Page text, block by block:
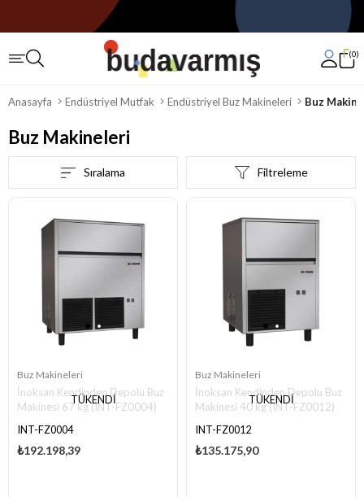
0
Anasayfa Endüstriyel Mutfak Endüstriyel Buz Makineleri Buz
Buz Makineleri
Filtreleme
Sıralama
TÜKENDI
Buz Makineleri
İnoksan Kendinden Depolu Buz
Makinesi 67 kg (INT-FZ0004)
INT-FZ0004
₺192.198,39
TÜKENDI
Buz Makineleri
İnoksan Kendinden Depolu Buz
Makinesi 40 kg (INT-FZ0012)
INT-FZ0012
₺135.175,90